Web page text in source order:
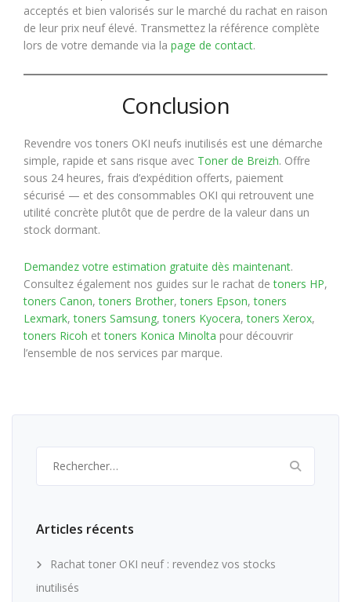
acceptés et bien valorisés sur le marché du rachat en raison
de leur prix neuf élevé. Transmettez la référence complète
lors de votre demande via la page de contact.
Conclusion
Revendre vos toners OKI neufs inutilisés est une démarche
simple, rapide et sans risque avec Toner de Breizh. Offre
sous 24 heures, frais d’expédition offerts, paiement
sécurisé — et des consommables OKI qui retrouvent une
utilité concrète plutôt que de perdre de la valeur dans un
stock dormant.
Demandez votre estimation gratuite dès maintenant.
Consultez également nos guides sur le rachat detoners HP,
toners Canon,toners Brother,toners Epson,toners
Lexmark,toners Samsung,toners Kyocera,toners Xerox,
toners Ricoh ettoners Konica Minolta pour découvrir
l’ensemble de nos services par marque.
Articles récents
Rachat toner OKI neuf : revendez vos stocks
inutilisés